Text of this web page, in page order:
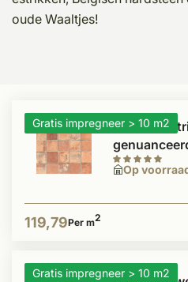
oude Waaltjes!
Gratis impregneer > 10 m2
Op
Antieke
119,79Per m2
Gratis impregneer > 10 m2